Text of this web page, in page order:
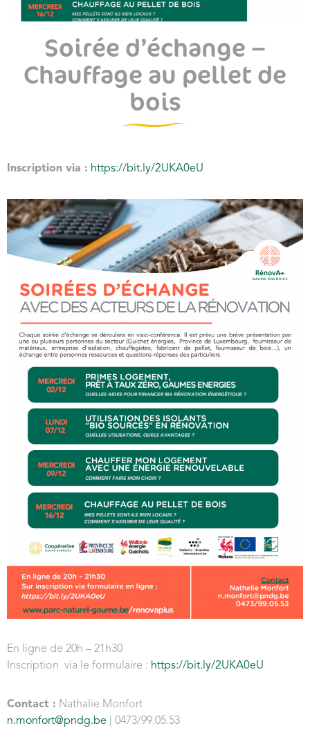
Soirée d’échange –
Chauffage au pellet de
bois
Inscription via : https://bit.ly/2UKA0eU
En ligne de 20h – 21h30
Inscription via le formulaire : https://bit.ly/2UKA0eU
Contact : Nathalie Monfort
n.monfort@pndg.be
0473/99.05.53